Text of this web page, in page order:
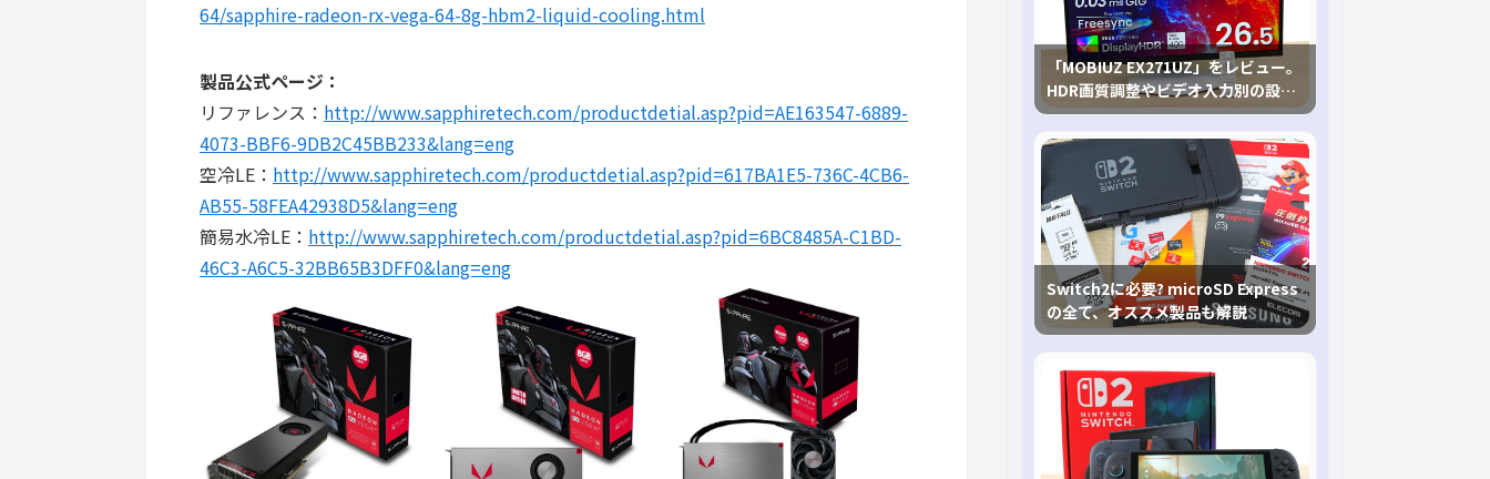
64/sapphire-radeon-rx-vega-64-8g-hbm2-liquid-cooling.html
製品公式ページ：
リファレンス： http://www.sapphiretech.com/productdetial.asp?pid=AE163547-6889-
4073-BBF6-9DB2C45BB233&lang=eng
空冷LE： http://www.sapphiretech.com/productdetial.asp?pid=617BA1E5-736C-4CB6-
AB55-58FEA42938D5&lang=eng
簡易水冷LE： http://www.sapphiretech.com/productdetial.asp?pid=6BC8485A-C1BD-
46C3-A6C5-32BB65B3DFF0&lang=eng
「MOBIUZ EX271UZ」をレビュー。
HDR画質調整やビデオ入力別の設定
が可能な4K有機ELゲーミングモニタ
を徹底検証
Switch2に必要? microSD Express
の全て、オススメ製品も解説